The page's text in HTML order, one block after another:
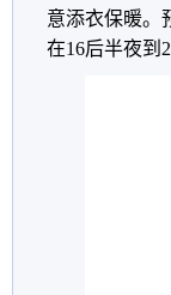
意添衣保暖。
在16后半夜到